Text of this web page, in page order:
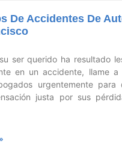
De Accidentes De
ser querido ha resultado
en un accidente, llame
urgentemente para
justa por sus